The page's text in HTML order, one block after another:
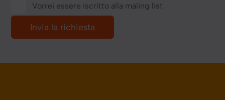
Vorrei essere iscritto alla maling list